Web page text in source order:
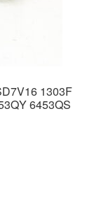
1303F
6453QS